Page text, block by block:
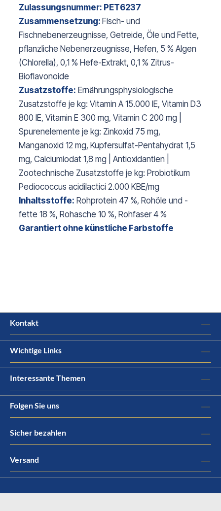
Zulassungsnummer: PET6237
Zusammensetzung: Fisch- und
Fischnebenerzeugnisse, Getreide, Öle und Fette,
pflanzliche Nebenerzeugnisse, Hefen, 5 % Algen
(Chlorella), 0,1 % Hefe-Extrakt, 0,1 % Zitrus-
Bioflavonoide
Zusatzstoffe: Ernährungsphysiologische
Zusatzstoffe je kg: Vitamin A 15.000 IE, Vitamin D3
800 IE, Vitamin E 300 mg, Vitamin C 200 mg |
Spurenelemente je kg: Zinkoxid 75 mg,
Manganoxid 12 mg, Kupfersulfat-Pentahydrat 1,5
mg, Calciumiodat 1,8 mg | Antioxidantien |
Zootechnische Zusatzstoffe je kg: Probiotikum
Pediococcus acidilactici 2.000 KBE/mg
Inhaltsstoffe: Rohprotein 47 %, Rohöle und -
fette 18 %, Rohasche 10 %, Rohfaser 4 %
Garantiert ohne künstliche Farbstoffe
Kontakt
Wichtige Links
Interessante Themen
Folgen Sie uns
Sicher bezahlen
Versand